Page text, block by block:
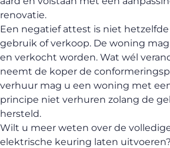
renovatie.
Een negatief attest is niet
gebruik of verkoop. De woning
en verkocht worden. Wat wél
neemt de koper de
verhuur mag u een woning met
principe niet verhuren zolang de
hersteld.
Wilt u meer weten over de
elektrische keuring laten uitvoeren